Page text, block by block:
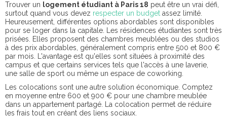
Trouver un logement étudiant à Paris 18 peut être un vrai défi,
surtout quand vous devez respecter un budget assez limité.
Heureusement, différentes options abordables sont disponibles
pour se loger dans la capitale. Les résidences étudiantes sont très
prisées. Elles proposent des chambres meublées ou des studios
à des prix abordables, généralement compris entre 500 et 800 €
par mois. L'avantage est qu'elles sont situées à proximité des
campus et que certains services tels que l'accès à une laverie,
une salle de sport ou même un espace de coworking.
Les colocations sont une autre solution économique. Comptez
en moyenne entre 600 et 900 € pour une chambre meublée
dans un appartement partagé. La colocation permet de réduire
les frais tout en créant des liens sociaux.